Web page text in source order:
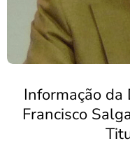
Informação da
Francisco